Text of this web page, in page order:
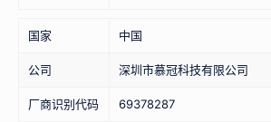
国家 中国
公司 深圳市慕冠科技有限公司
厂商识别代码 69378287